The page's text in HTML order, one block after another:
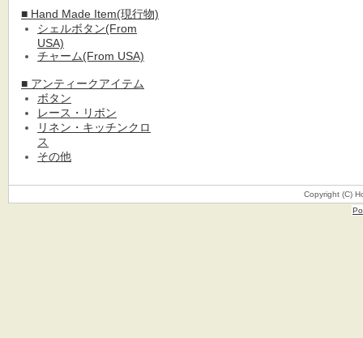
■ Hand Made Item(現行物)
シェルボタン(From
USA)
チャーム(From USA)
■ アンティークアイテム
ボタン
レース・リボン
リネン・キッチンクロ
ス
その他
Copyright (C)